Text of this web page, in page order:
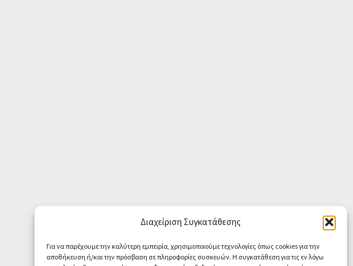
Διαχείριση Συγκατάθεσης
Για να παρέχουμε την καλύτερη εμπειρία, χρησιμοποιούμε τεχνολογίες όπως cookies για την
αποθήκευση ή/και την πρόσβαση σε πληροφορίες συσκευών. Η συγκατάθεση για τις εν λόγω